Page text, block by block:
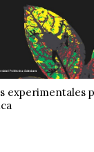
experimentales